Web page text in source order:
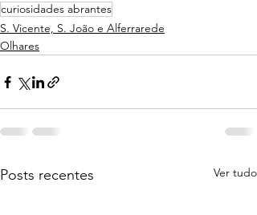
curiosidades abrantes
S. Vicente, S. João e Alferrarede
Olhares
Posts recentes Ver tudo